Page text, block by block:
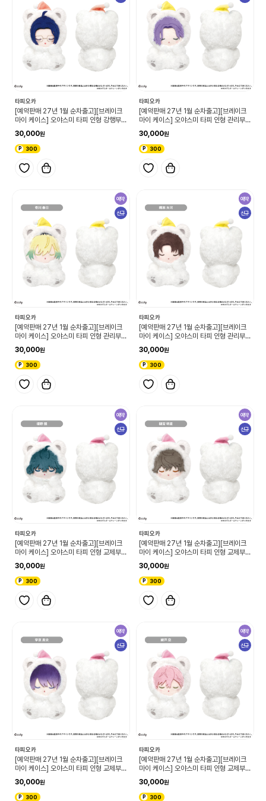
타피오카
[예약판매 27년 1월 순차출고][브레이크
마이 케이스] 오야스미 타피 인형 강행부
30,000
300
타피오카
[예약판매 27년 1월 순차출고][브레이크
마이 케이스] 오야스미 타피 인형 관리부
30,000
300
예약
신규
타피오카
[예약판매 27년 1월 순차출고][브레이크
마이 케이스] 오야스미 타피 인형 관리부
30,000
300
예약
신규
타피오카
[예약판매 27년 1월 순차출고][브레이크
마이 케이스] 오야스미 타피 인형 관리부
30,000
300
예약
신규
타피오카
[예약판매 27년 1월 순차출고][브레이크
마이 케이스] 오야스미 타피 인형 교제부
30,000
300
예약
신규
타피오카
[예약판매 27년 1월 순차출고][브레이크
마이 케이스] 오야스미 타피 인형 교제부
30,000
300
예약
신규
타피오카
[예약판매 27년 1월 순차출고][브레이크
마이 케이스] 오야스미 타피 인형 교제부
30,000
300
예약
신규
타피오카
[예약판매 27년 1월 순차출고][브레이크
마이 케이스] 오야스미 타피 인형 교제부
30,000
300